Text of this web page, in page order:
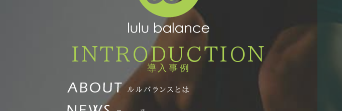
INTRODUCTION
導入事例